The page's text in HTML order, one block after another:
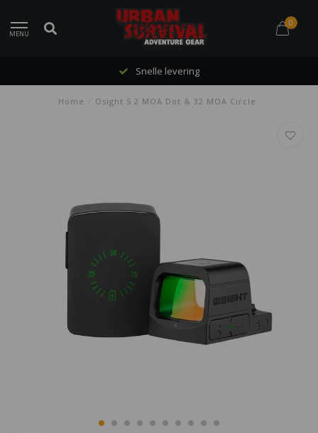
MENU
0
Snelle levering
Home Osight S 2 MOA Dot & 32 MOA Circle